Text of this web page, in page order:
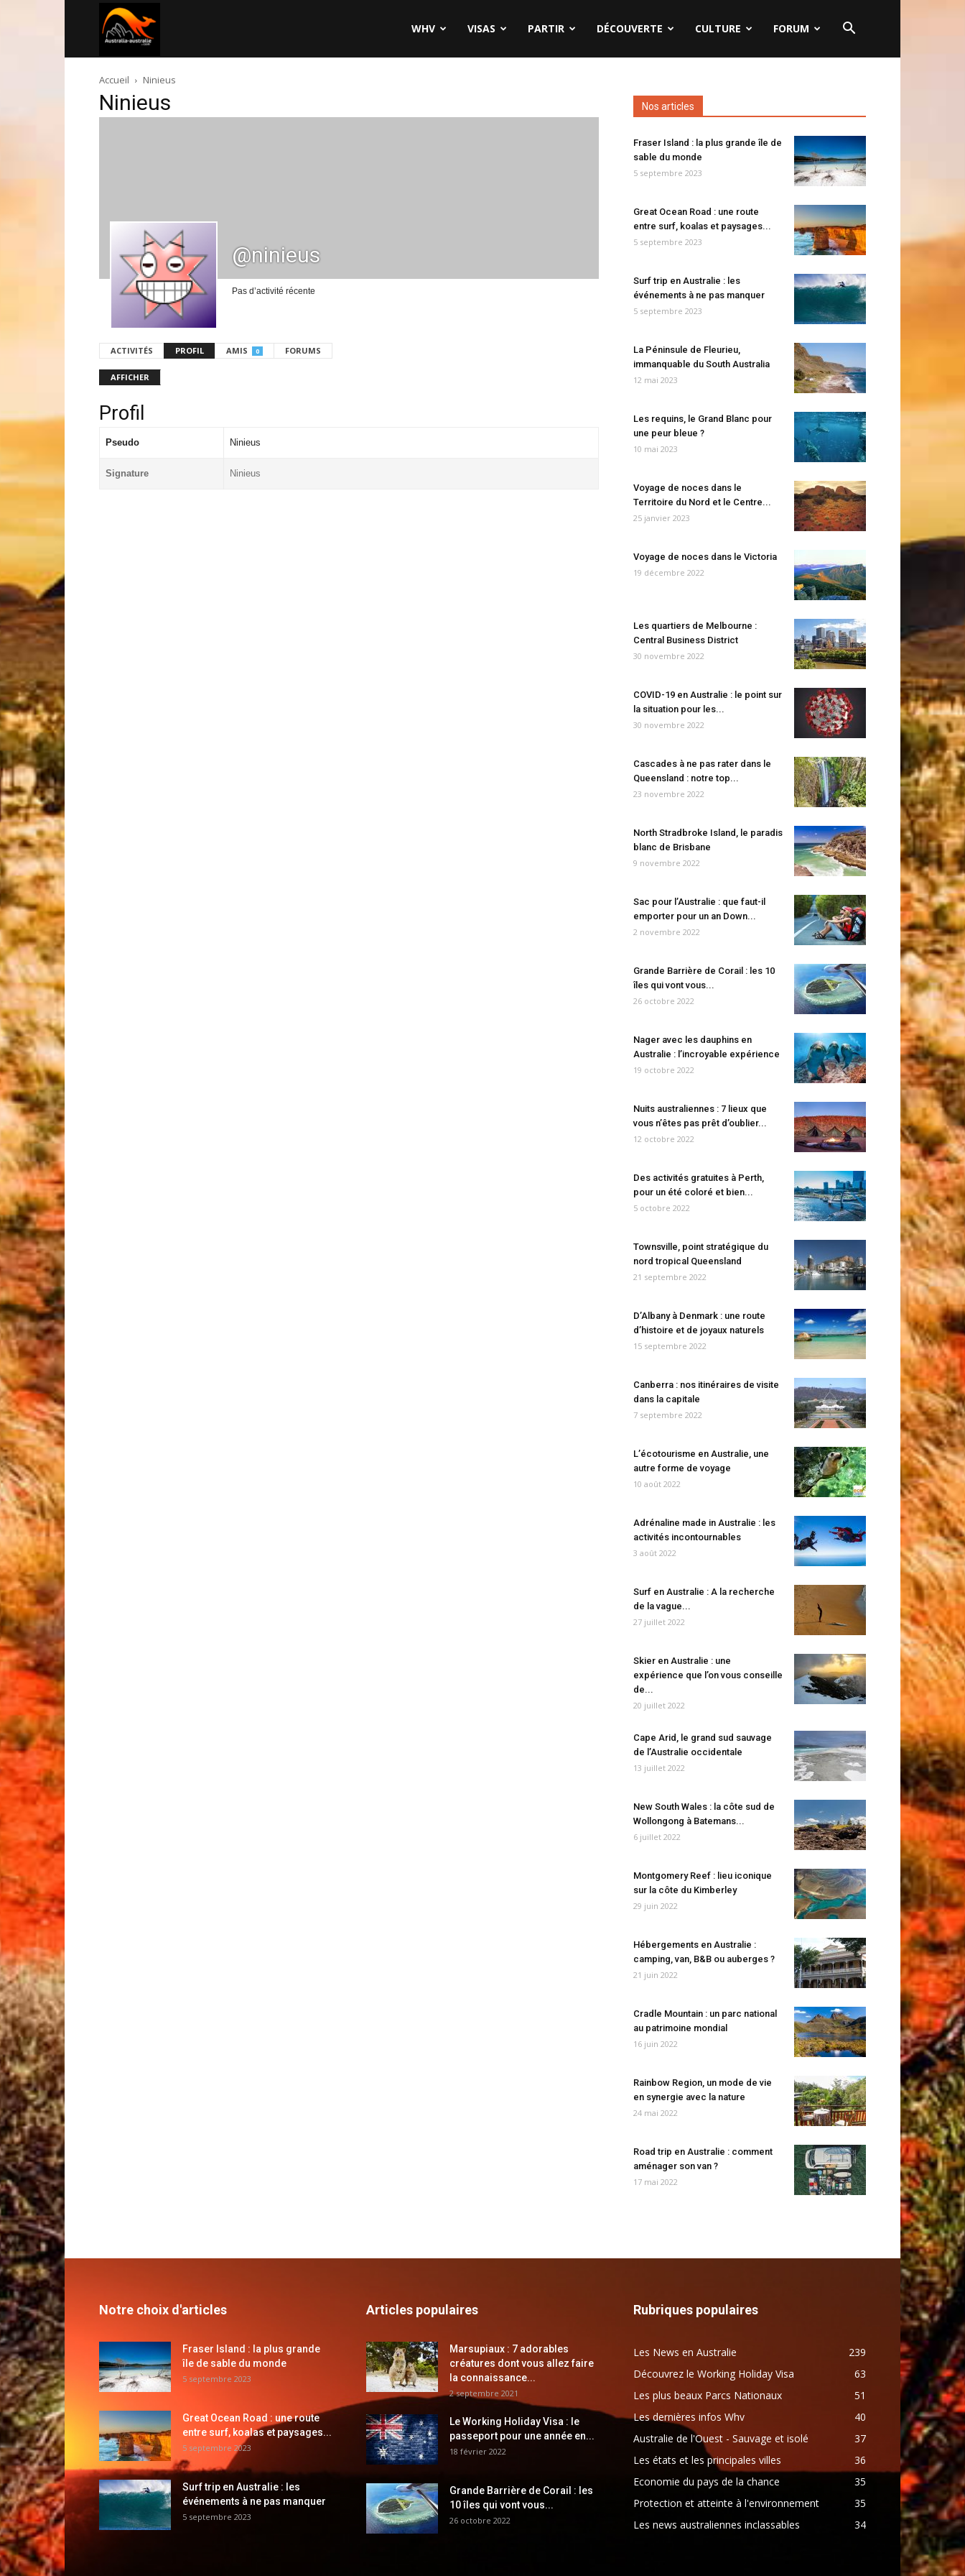
australie.com
WHV VISAS PARTIR DÉCOUVERTE CULTURE FORUM
Accueil Ninieus
Ninieus
@ninieus
Pas d’activité récente
ACTIVITÉS PROFIL AMIS 0 FORUMS
AFFICHER
Profil
Pseudo Ninieus
Signature Ninieus
Nos articles
Fraser Island : la plus grande île de
sable du monde
5 septembre 2023
Great Ocean Road : une route
entre surf, koalas et paysages...
5 septembre 2023
Surf trip en Australie : les
événements à ne pas manquer
5 septembre 2023
La Péninsule de Fleurieu,
immanquable du South Australia
12 mai 2023
Les requins, le Grand Blanc pour
une peur bleue ?
10 mai 2023
Voyage de noces dans le
Territoire du Nord et le Centre...
25 janvier 2023
Voyage de noces dans le Victoria
19 décembre 2022
Les quartiers de Melbourne :
Central Business District
30 novembre 2022
COVID-19 en Australie : le point sur
la situation pour les...
30 novembre 2022
Cascades à ne pas rater dans le
Queensland : notre top...
23 novembre 2022
North Stradbroke Island, le paradis
blanc de Brisbane
9 novembre 2022
Sac pour l’Australie : que faut-il
emporter pour un an Down...
2 novembre 2022
Grande Barrière de Corail : les 10
îles qui vont vous...
26 octobre 2022
Nager avec les dauphins en
Australie : l’incroyable expérience
19 octobre 2022
Nuits australiennes : 7 lieux que
vous n’êtes pas prêt d’oublier...
12 octobre 2022
Des activités gratuites à Perth,
pour un été coloré et bien...
5 octobre 2022
Townsville, point stratégique du
nord tropical Queensland
21 septembre 2022
D’Albany à Denmark : une route
d’histoire et de joyaux naturels
15 septembre 2022
Canberra : nos itinéraires de visite
dans la capitale
7 septembre 2022
L’écotourisme en Australie, une
autre forme de voyage
10 août 2022
Adrénaline made in Australie : les
activités incontournables
3 août 2022
Surf en Australie : A la recherche
de la vague...
27 juillet 2022
Skier en Australie : une
expérience que l’on vous conseille
de...
20 juillet 2022
Cape Arid, le grand sud sauvage
de l’Australie occidentale
13 juillet 2022
New South Wales : la côte sud de
Wollongong à Batemans...
6 juillet 2022
Montgomery Reef : lieu iconique
sur la côte du Kimberley
29 juin 2022
Hébergements en Australie :
camping, van, B&B ou auberges ?
21 juin 2022
Cradle Mountain : un parc national
au patrimoine mondial
16 juin 2022
Rainbow Region, un mode de vie
en synergie avec la nature
24 mai 2022
Road trip en Australie : comment
aménager son van ?
17 mai 2022
Notre choix d'articles
Fraser Island : la plus grande
île de sable du monde
5 septembre 2023
Great Ocean Road : une route
entre surf, koalas et paysages...
5 septembre 2023
Surf trip en Australie : les
événements à ne pas manquer
5 septembre 2023
Articles populaires
Marsupiaux : 7 adorables
créatures dont vous allez faire
la connaissance...
2 septembre 2021
Le Working Holiday Visa : le
passeport pour une année en...
18 février 2022
Grande Barrière de Corail : les
10 îles qui vont vous...
26 octobre 2022
Rubriques populaires
Les News en Australie
239
Découvrez le Working Holiday Visa
63
Les plus beaux Parcs Nationaux
51
Les dernières infos Whv
40
Australie de l'Ouest - Sauvage et isolé
37
Les états et les principales villes
36
Economie du pays de la chance
35
Protection et atteinte à l'environnement
35
Les news australiennes inclassables
34